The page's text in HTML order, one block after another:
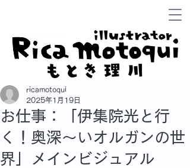
お仕事：「伊集院光と行
く！奥深～いオルガンの世
界」メインビジュアル
ricamotoqui
2025年1月19日